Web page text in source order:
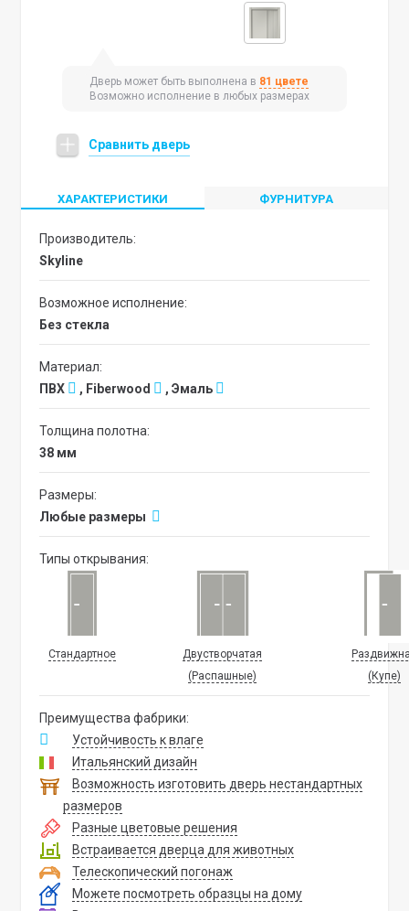
Дверь может быть выполнена в 81 цвете
Возможно исполнение в любых размерах
Сравнить дверь
ХАРАКТЕРИСТИКИ ФУРНИТУРА
Производитель:
Skyline
Возможное исполнение:
без стекла
Материал:
ПВХ
, Fiberwood , Эмаль
Толщина полотна:
38 мм
Размеры:
Любые размеры
Типы открывания:
Стандартное
Двустворчатая
(Распашные)
(Купе)
Преимущества фабрики:
Устойчивость к влаге
Итальянский дизайн
Возможность изготовить дверь нестандартных
размеров
Разные цветовые решения
Встраивается дверца для животных
Телескопический погонаж
Можете посмотреть образцы на дому